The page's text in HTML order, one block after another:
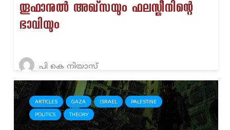
തൂഫാനുൽ അഖ്‌സയും ഫലസ്തീനിന്റെ
ഭാവിയും
പി കെ നിയാസ്
ARTICLES GAZA ISRAEL PALESTINE
POLITICS THEORY